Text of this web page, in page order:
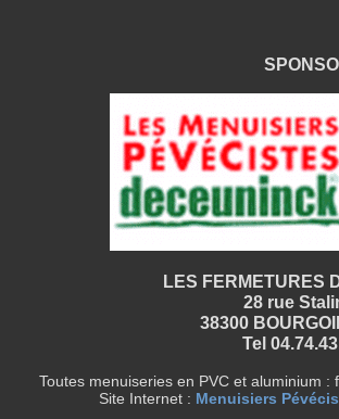
LES FERMETURES
28 rue
38300
Tel
Toutes menuiseries en PVC et aluminium :
Site Internet : Menuisiers